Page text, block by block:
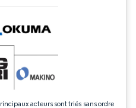
acteurs sont triés sans ordre